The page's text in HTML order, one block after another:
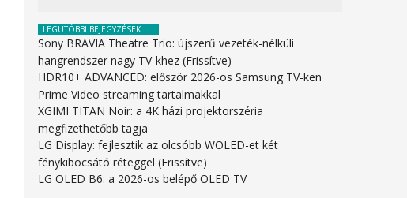
LEGUTÓBBI BEJEGYZÉSEK
Sony BRAVIA Theatre Trio: újszerű vezeték-nélküli
hangrendszer nagy TV-khez (Frissítve)
HDR10+ ADVANCED: először 2026-os Samsung TV-ken
Prime Video streaming tartalmakkal
XGIMI TITAN Noir: a 4K házi projektorszéria
megfizethetőbb tagja
LG Display: fejlesztik az olcsóbb WOLED-et két
fénykibocsátó réteggel (Frissítve)
LG OLED B6: a 2026-os belépő OLED TV